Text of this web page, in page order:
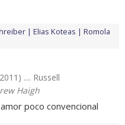
Elias Koteas
Romola
.... Russell
Haigh
poco convencional